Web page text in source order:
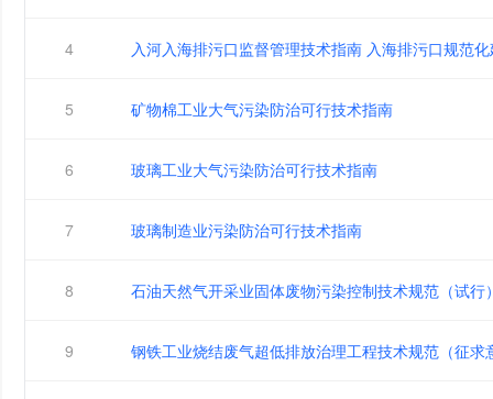
4 入河入海排污口监督管理技术指南 入海排污口规范
5 矿物棉工业大气污染防治可行技术指南
6 玻璃工业大气污染防治可行技术指南
7 玻璃制造业污染防治可行技术指南
8 石油天然气开采业固体废物污染控制技术规范（试行
9 钢铁工业烧结废气超低排放治理工程技术规范（征求